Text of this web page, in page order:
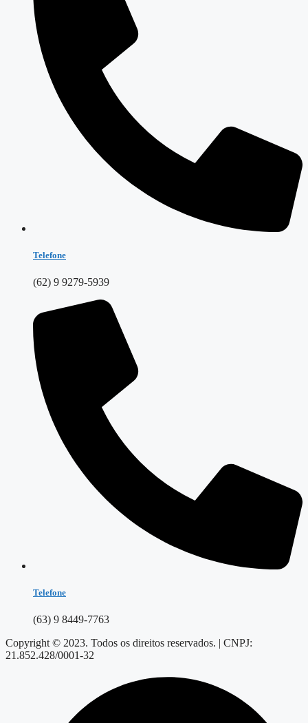
Telefone
(62) 9 9279-5939
Telefone
(63) 9 8449-7763
Copyright © 2023. Todos os direitos reservados. | CNPJ:
21.852.428/0001-32